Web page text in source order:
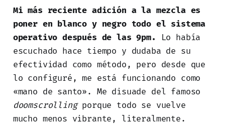
Mi más reciente adición a la mezcla es
poner en blanco y negro todo el sistema
operativo después de las 9pm.
Lo había
escuchado hace tiempo y dudaba de su
efectividad como método, pero desde que
lo configuré, me está funcionando como
«mano de santo». Me disuade del famoso
doomscrollingporque todo se vuelve
mucho menos vibrante, literalmente.